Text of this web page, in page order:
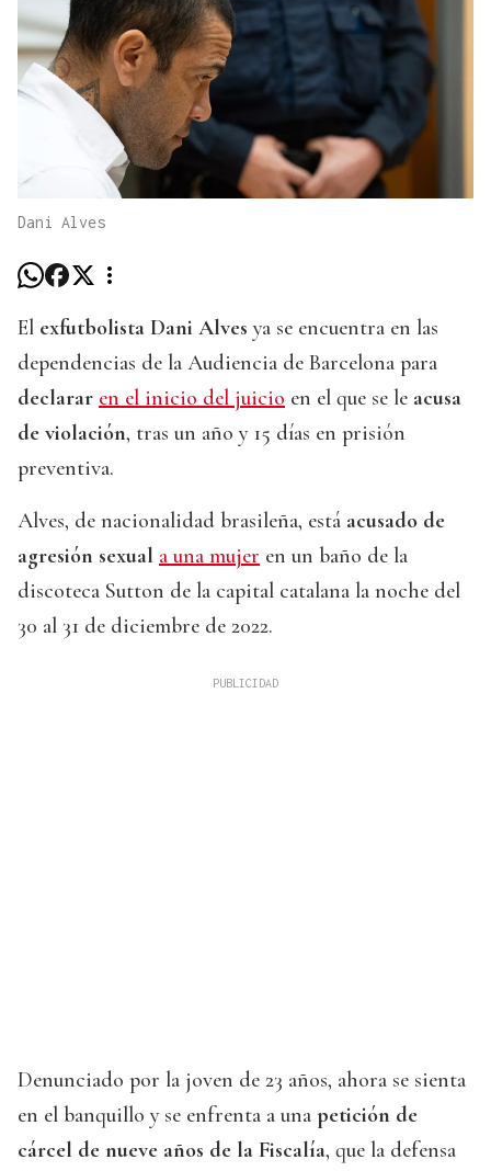
Dani Alves
El exfutbolista Dani Alves ya se encuentra en las
dependencias de la Audiencia de Barcelona para
declarar en el inicio del juicio en el que se le acusa
de violación, tras un año y 15 días en prisión
preventiva.
Alves, de nacionalidad brasileña, está acusado de
agresión sexual a una mujer en un baño de la
discoteca Sutton de la capital catalana la noche del
30 al 31 de diciembre de 2022.
Denunciado por la joven de 23 años, ahora se sienta
en el banquillo y se enfrenta a una petición de
cárcel de nueve años de la Fiscalía, que la defensa